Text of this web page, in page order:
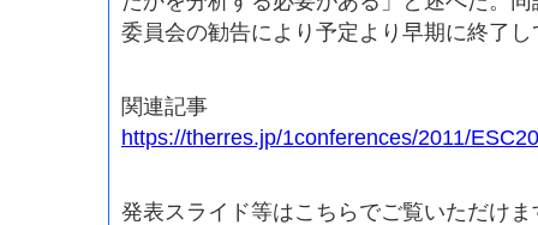
委員会の勧告により予定より早期に終了し
関連記事
https://therres.jp/1conferences/2011/
発表スライド等はこちらでご覧いただけま